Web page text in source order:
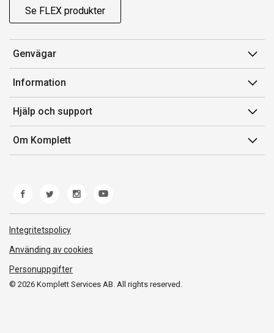
Se FLEX produkter
Genvägar
Konto
Orderhistorik
Presentkort
Komplett Club
Information
Försäljningsvillkor
Medlemsvillkor for Komplett Club
Lediga tjänster
Hjälp och support
Kontakta oss
Kundservice
Produkthjälp och retur
Felsökning och guider
Frakt och leverans
Om Komplett
© 2026 Komplett Services AB. All rights reserved.
Integritetspolicy
Använding av cookies
Personuppgifter